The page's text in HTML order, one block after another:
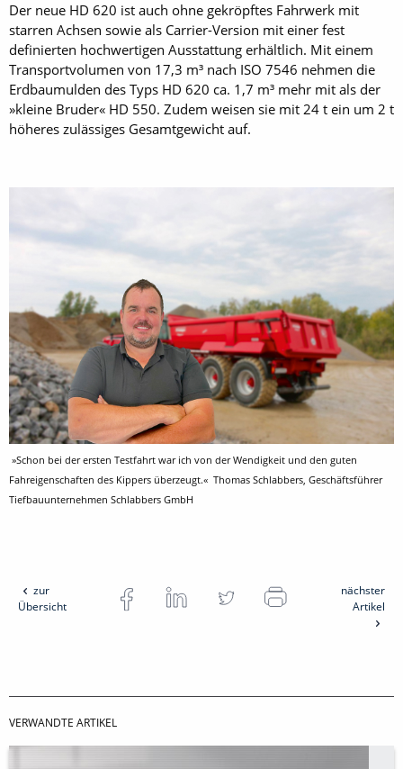
Der neue HD 620 ist auch ohne gekröpftes Fahrwerk mit
starren Achsen sowie als Carrier-Version mit einer fest
definierten hochwertigen Ausstattung erhältlich. Mit einem
Transportvolumen von 17,3 m³ nach ISO 7546 nehmen die
Erdbaumulden des Typs HD 620 ca. 1,7 m³ mehr mit als der
»kleine Bruder« HD 550. Zudem weisen sie mit 24 t ein um 2 t
höheres zulässiges Gesamtgewicht auf.
»Schon bei der ersten Testfahrt war ich von der Wendigkeit und den guten
Fahreigenschaften des Kippers überzeugt.« Thomas Schlabbers, Geschäftsführer
Tiefbauunternehmen Schlabbers GmbH
zur
Übersicht
nächster
Artikel
VERWANDTE ARTIKEL